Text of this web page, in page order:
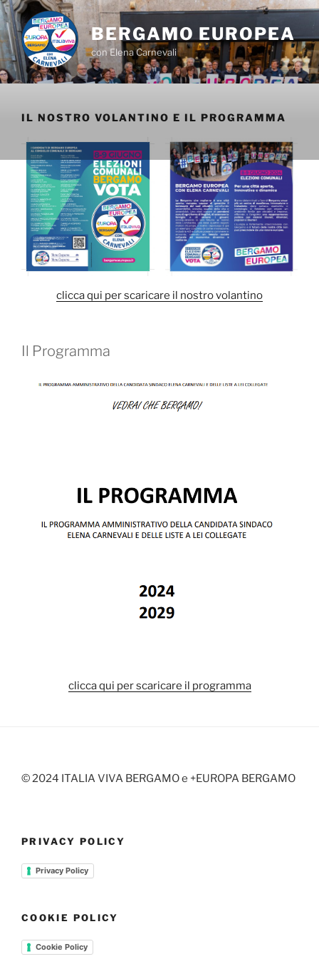
Salta
al
contenuto
BERGAMO EUROPEA
con Elena Carnevali
IL NOSTRO VOLANTINO E IL PROGRAMMA
clicca qui per scaricare il nostro volantino
Il Programma
clicca qui per scaricare il programma
© 2024 ITALIA VIVA BERGAMO e +EUROPA BERGAMO
PRIVACY POLICY
Privacy Policy
COOKIE POLICY
Cookie Policy